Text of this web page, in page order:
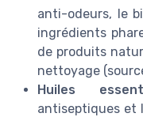
anti-odeurs, le
ingrédients
de produits
nettoyage
Huiles
antiseptiques et